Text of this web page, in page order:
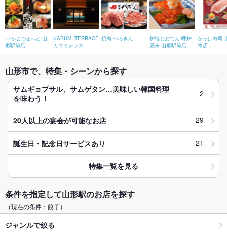
いろはにほへと 山
形駅前店
KASUMI TERRACE
カスミテラス
焼肉 べろきん
炉端とおでん 呼炉
凪来 山形駅前店
かっぱ寿司
木店
山形市で、特集・シーンから探す
サムギョプサル、サムゲタン…美味しい韓国料理
を味わう！
2
20人以上の宴会が可能なお店 29
誕生日・記念日サービスあり 21
特集一覧を見る
条件を指定して山形駅のお店を探す
（現在の条件：餃子）
ジャンルで絞る